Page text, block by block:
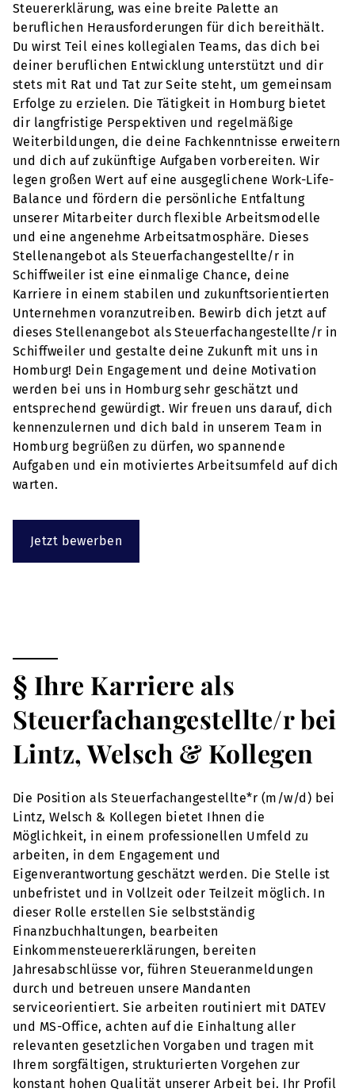
Steuererklärung, was eine breite Palette an
beruflichen Herausforderungen für dich bereithält.
Du wirst Teil eines kollegialen Teams, das dich bei
deiner beruflichen Entwicklung unterstützt und dir
stets mit Rat und Tat zur Seite steht, um gemeinsam
Erfolge zu erzielen. Die Tätigkeit in Homburg bietet
dir langfristige Perspektiven und regelmäßige
Weiterbildungen, die deine Fachkenntnisse erweitern
und dich auf zukünftige Aufgaben vorbereiten. Wir
legen großen Wert auf eine ausgeglichene Work-Life-
Balance und fördern die persönliche Entfaltung
unserer Mitarbeiter durch flexible Arbeitsmodelle
und eine angenehme Arbeitsatmosphäre. Dieses
Stellenangebot als Steuerfachangestellte/r in
Schiffweiler ist eine einmalige Chance, deine
Karriere in einem stabilen und zukunftsorientierten
Unternehmen voranzutreiben. Bewirb dich jetzt auf
dieses Stellenangebot als Steuerfachangestellte/r in
Schiffweiler und gestalte deine Zukunft mit uns in
Homburg! Dein Engagement und deine Motivation
werden bei uns in Homburg sehr geschätzt und
entsprechend gewürdigt. Wir freuen uns darauf, dich
kennenzulernen und dich bald in unserem Team in
Homburg begrüßen zu dürfen, wo spannende
Aufgaben und ein motiviertes Arbeitsumfeld auf dich
warten.
Jetzt bewerben
§ Ihre Karriere als
Steuerfachangestellte/r bei
Lintz, Welsch & Kollegen
Die Position als Steuerfachangestellte*r (m/w/d) bei
Lintz, Welsch & Kollegen bietet Ihnen die
Möglichkeit, in einem professionellen Umfeld zu
arbeiten, in dem Engagement und
Eigenverantwortung geschätzt werden. Die Stelle ist
unbefristet und in Vollzeit oder Teilzeit möglich. In
dieser Rolle erstellen Sie selbstständig
Finanzbuchhaltungen, bearbeiten
Einkommensteuererklärungen, bereiten
Jahresabschlüsse vor, führen Steueranmeldungen
durch und betreuen unsere Mandanten
serviceorientiert. Sie arbeiten routiniert mit DATEV
und MS-Office, achten auf die Einhaltung aller
relevanten gesetzlichen Vorgaben und tragen mit
Ihrem sorgfältigen, strukturierten Vorgehen zur
konstant hohen Qualität unserer Arbeit bei. Ihr Profil